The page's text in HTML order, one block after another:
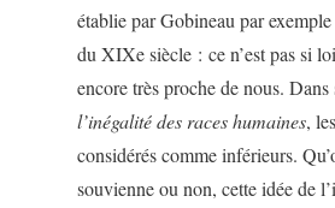
établie par Gobineau par
du XIXe siècle : ce n’est pas si
encore très proche de nous. Dans
l’inégalité des races humaines,
considérés comme inférieurs.
souvienne ou non, cette idée de